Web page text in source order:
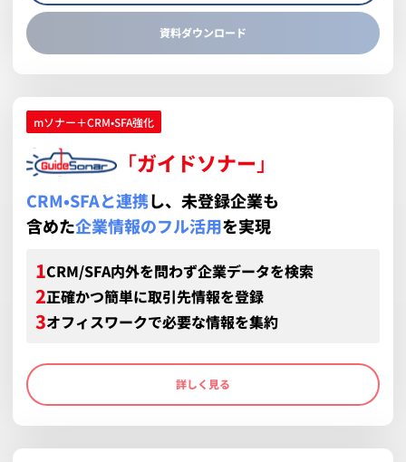
資料ダウンロード
mソナー＋CRM•SFA強化
「ガイドソナー 」
CRM•SFAと連携し、未登録企業も
含めた企業情報のフル活用を実現
CRM/SFA内外を問わず企業データを検索
正確かつ簡単に取引先情報を登録
オフィスワークで必要な情報を集約
詳しく見る